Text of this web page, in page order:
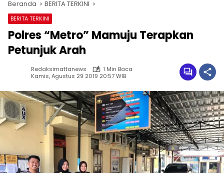
Beranda BERITA TERKINI
BERITA TERKINI
Polres “Metro” Mamuju Terapkan
Petunjuk Arah
Redaksimattanews
1 Min Baca
Kamis, Agustus 29 2019 20:57 WIB